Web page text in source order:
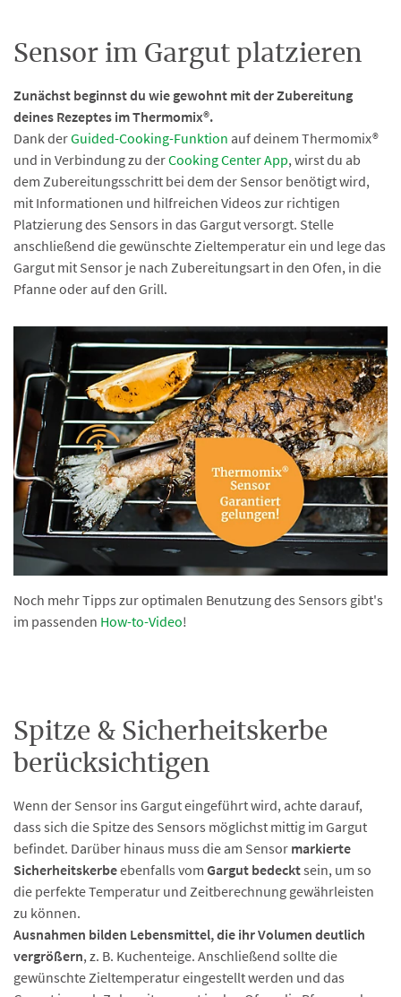
Sensor im Gargut platzieren
Zunächst beginnst du wie gewohnt mit der Zubereitung
deines Rezeptes im Thermomix®.
Dank derGuided-Cooking-Funktion auf deinem Thermomix®
und in Verbindung zu derCooking Center App, wirst du ab
dem Zubereitungsschritt bei dem der Sensor benötigt wird,
mit Informationen und hilfreichen Videos zur richtigen
Platzierung des Sensors in das Gargut versorgt. Stelle
anschließend die gewünschte Zieltemperatur ein und lege das
Gargut mit Sensor je nach Zubereitungsart in den Ofen, in die
Pfanne oder auf den Grill.
Noch mehr Tipps zur optimalen Benutzung des Sensors gibt's
im passenden How-to-Video!
Spitze & Sicherheitskerbe
berücksichtigen
Wenn der Sensor ins Gargut eingeführt wird, achte darauf,
dass sich die Spitze des Sensors möglichst mittig im Gargut
befindet. Darüber hinaus muss die am Sensor markierte
Sicherheitskerbeebenfalls vom Gargut bedecktsein, um so
die perfekte Temperatur und Zeitberechnung gewährleisten
zu können.
Ausnahmen bilden Lebensmittel, die ihr Volumen deutlich
vergrößern, z. B. Kuchenteige. Anschließend sollte die
gewünschte Zieltemperatur eingestellt werden und das